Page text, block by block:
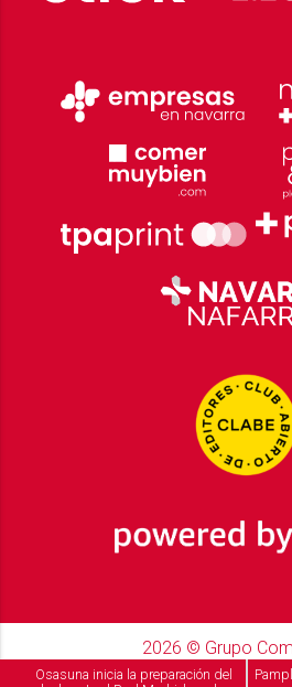
2026 © Grupo
Desarrollado por:
Osasuna inicia la preparación del